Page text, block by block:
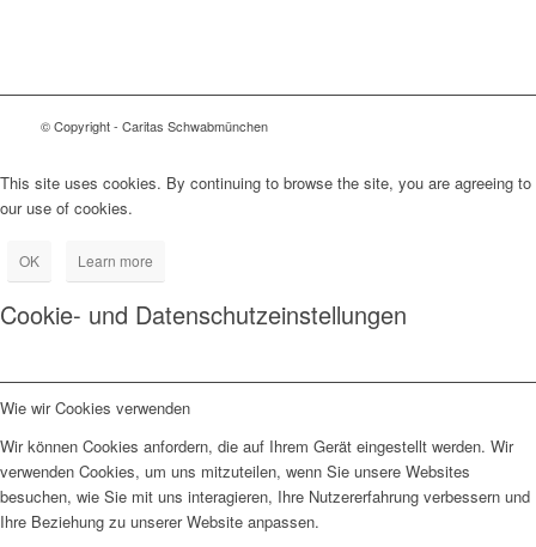
© Copyright - Caritas Schwabmünchen
This site uses cookies. By continuing to browse the site, you are agreeing to
our use of cookies.
OK Learn more
Cookie- und Datenschutzeinstellungen
Wie wir Cookies verwenden
Wir können Cookies anfordern, die auf Ihrem Gerät eingestellt werden. Wir
verwenden Cookies, um uns mitzuteilen, wenn Sie unsere Websites
besuchen, wie Sie mit uns interagieren, Ihre Nutzererfahrung verbessern und
Ihre Beziehung zu unserer Website anpassen.